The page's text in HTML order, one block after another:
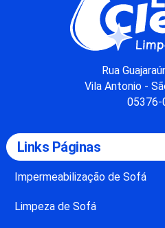
Rua
Vila Antonio -
05376-
Links Páginas
Impermeabilização de Sofá
Limpeza de Sofá